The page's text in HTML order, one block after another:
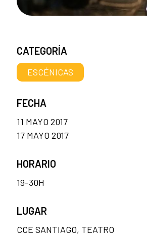
CATEGORÍA
ESCÉNICAS
FECHA
11 MAYO 2017
17 MAYO 2017
HORARIO
19-30H
LUGAR
CCE SANTIAGO, TEATRO